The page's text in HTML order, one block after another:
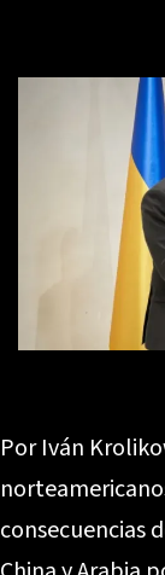
Por Iván
consecuencias